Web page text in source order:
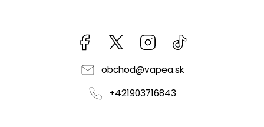
Facebook kzifcak85131Instagram
obchod@vapea.sk
+421903716843